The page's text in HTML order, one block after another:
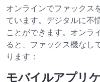
オンラインでファックス
ています。デジタルに不
ことができます。オンラ
ると、ファックス機なし
ります：
モバイルアプリ